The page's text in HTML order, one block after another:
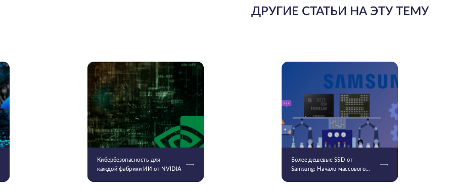
ДРУГИЕ СТАТЬИ НА ЭТУ ТЕМУ
Кибербезопасность для
каждой фабрики ИИ от NVIDIA
Более дешевые SSD от
Samsung: Начало массового